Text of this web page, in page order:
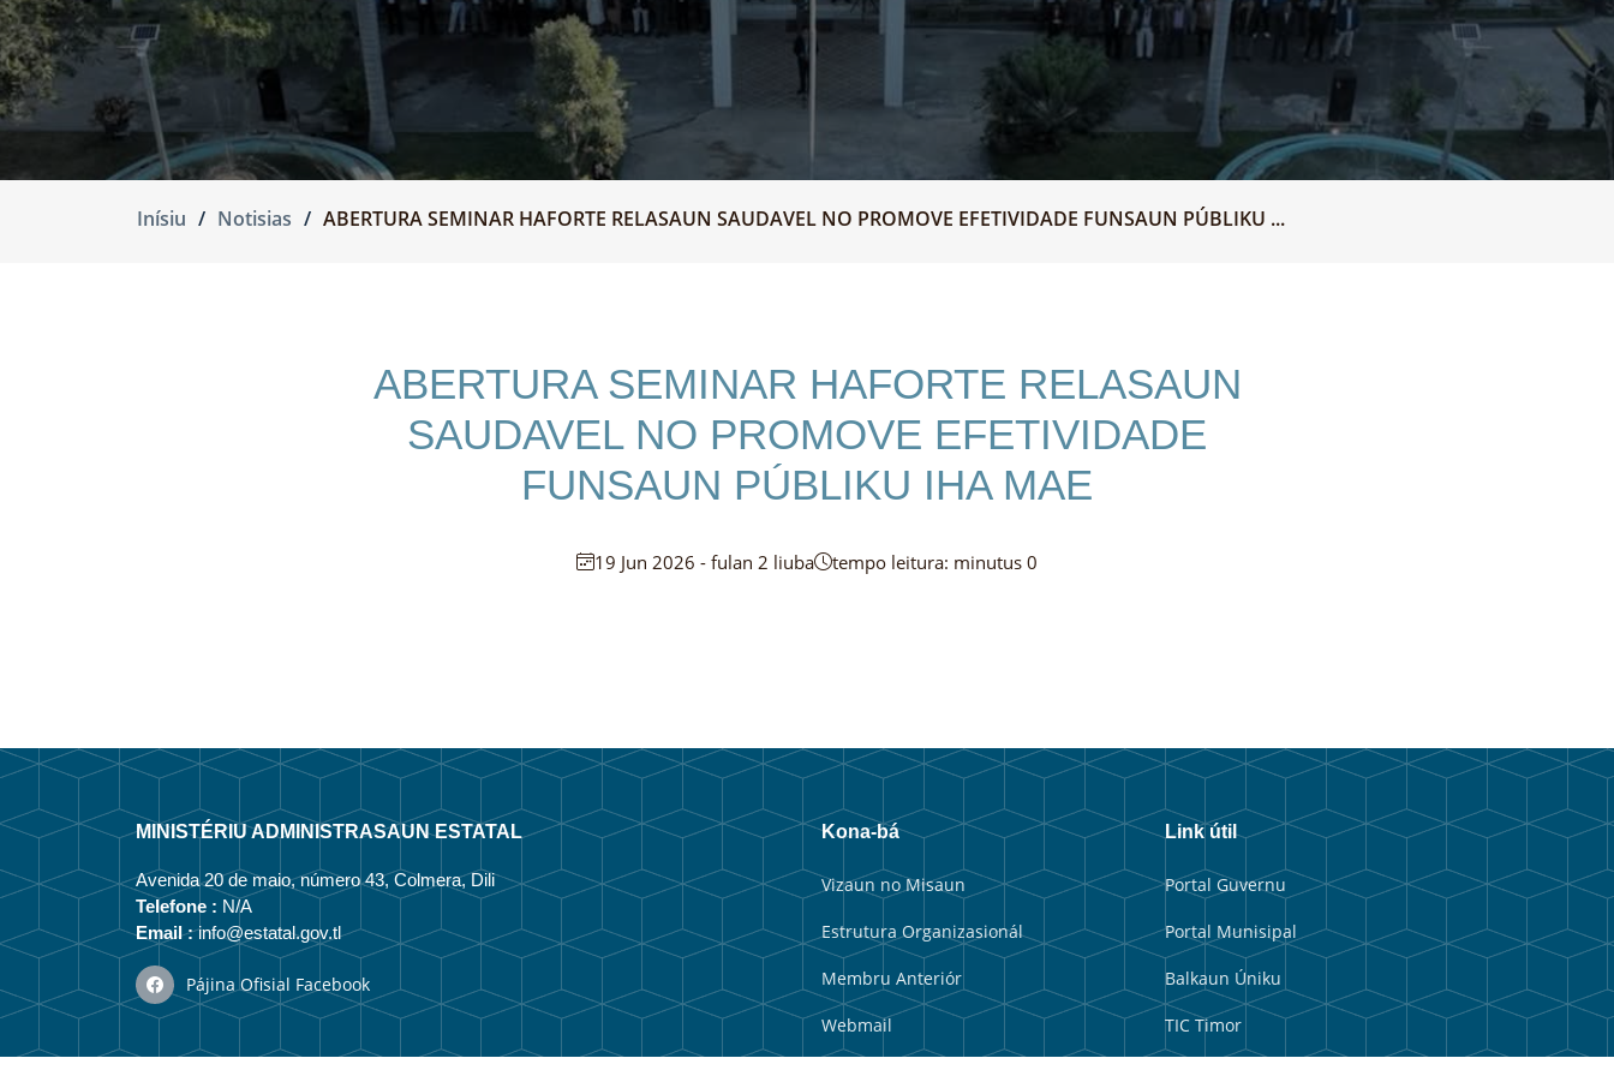
Inísiu Notisias ABERTURA SEMINAR HAFORTE RELASAUN SAUDAVEL NO PROMOVE EFETIVIDADE FUNSAUN PÚBLIKU ...
ABERTURA SEMINAR HAFORTE RELASAUN
SAUDAVEL NO PROMOVE EFETIVIDADE
FUNSAUN PÚBLIKU IHA MAE
19 Jun 2026 - fulan 2 liuba tempo leitura: minutus 0
MINISTÉRIU ADMINISTRASAUN ESTATAL
Avenida 20 de maio, número 43, Colmera, Dili
Telefone : N/A
Email :info@estatal.gov.tl
Pájina Ofisial Facebook
Kona-bá
Vizaun no Misaun
Estrutura Organizasionál
Membru Anteriór
Webmail
Link útil
Portal Guvernu
Portal Munisipal
Balkaun Úniku
TIC Timor